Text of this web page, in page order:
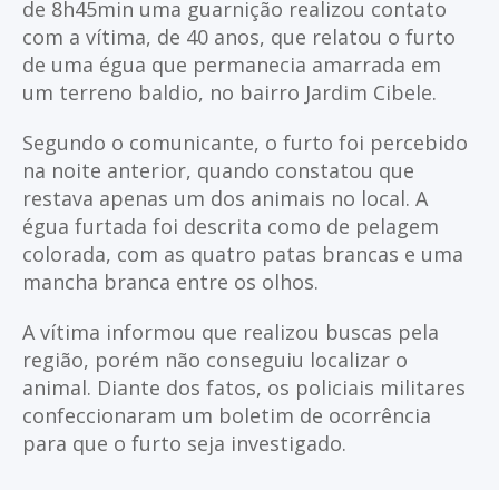
de 8h45min uma guarnição realizou contato
com a vítima, de 40 anos, que relatou o furto
de uma égua que permanecia amarrada em
um terreno baldio, no bairro Jardim Cibele.
Segundo o comunicante, o furto foi percebido
na noite anterior, quando constatou que
restava apenas um dos animais no local. A
égua furtada foi descrita como de pelagem
colorada, com as quatro patas brancas e uma
mancha branca entre os olhos.
A vítima informou que realizou buscas pela
região, porém não conseguiu localizar o
animal. Diante dos fatos, os policiais militares
confeccionaram um boletim de ocorrência
para que o furto seja investigado.